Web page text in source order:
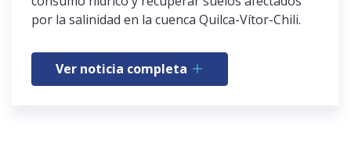
por la salinidad en la cuenca Quilca-Vítor-Chili.
Ver noticia completa